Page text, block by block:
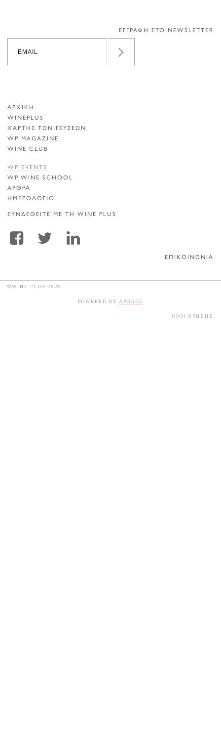
ΕΓΓΡΑΦΗ ΣΤΟ NEWSLETTER
ΑΡΧΙΚΗ
WINEPLUS
ΧΑΡΤΗΣ ΤΩΝ ΓΕΥΣΕΩΝ
WP MAGAZINE
WINE CLUB
WP EVENTS
WP WINE SCHOOL
ΑΡΘΡΑ
ΗΜΕΡΟΛΟΓΙΟ
ΣΥΝΔΕΘΕΙΤΕ ΜΕ ΤΗ WINE PLUS
ΕΠΙΚΟΙΝΩΝΙΑ
©WINE PLUS 2026
POWERED BY APOGEE
ΟΡΟΙ ΧΡΗΣΗΣ